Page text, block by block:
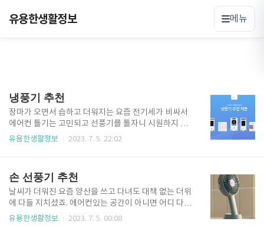
유용한생활정보 메뉴
냉풍기 추천
장마가 오면서 습하고 더워지는 요즘 전기세가 비싸서
에어컨 틀기는 고민되고 선풍기를 틀자니 시원하지 않
고 고민이시죠 이럴 때 냉풍기를 사용해 보시는 건 어떠
스템 HV-5030R 딜팩토리 DF-COOL02 한경희생활과
학 HEF-8000 샤오미 MICROHOO MH01R 좋은제품
연구소 바람꽁꽁 QUQU 냉풍기 추천 제품 비교 구분 좋
은제품연구소 냉풍기 샤오미 냉풍기 한경희생활과학
냉풍기 딜팩토리 냉풍기 한빛시스템 냉풍기 물탱크용
유용한생활정보 2023. 7. 5. 22:02
손 선풍기 추천
날씨가 더워진 요즘 양산을 쓰고 다녀도 대책 없는 더위
에 다들 지치셨죠. 에어컨있는 공간이 아니면 어디 다니
기도 어려운 시기예요.. 그래도 작은 손 선풍기 하나라
유용한생활정보 2023. 7. 5. 00:08